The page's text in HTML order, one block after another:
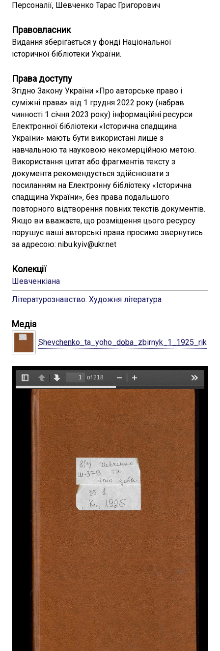
Персоналії, Шевченко Тарас Григорович
Правовласник
Видання зберігається у фонді Національної
історичної бібліотеки України.
Права доступу
Згідно Закону України «Про авторське право і
суміжні права» від 1 грудня 2022 року (набрав
чинності 1 січня 2023 року) інформаційні ресурси
Електронної бібліотеки «Історична спадщина
України» мають бути використані лише з
навчальною та науковою некомерційною метою.
Використання цитат або фрагментів тексту з
документа рекомендується здійснювати з
посиланням на Електронну бібліотеку «Історична
спадщина України», без права подальшого
повторного відтворення повних текстів документів.
Якщо ви вважаєте, що розміщення цього ресурсу
порушує ваші авторські права просимо звернутись
за адресою: nibu.kyiv@ukr.net
Колекції
Шевченкіана
Літературознавство. Художня література
Медіа
Shevchenko_ta_yoho_doba_zbirnyk_1_1925_rik